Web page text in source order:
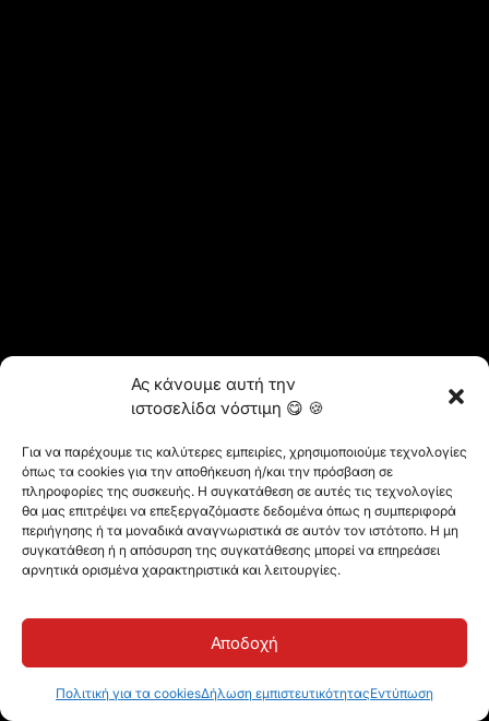
Ας κάνουμε αυτή την
ιστοσελίδα νόστιμη 😋 🍪
Για να παρέχουμε τις καλύτερες εμπειρίες, χρησιμοποιούμε τεχνολογίες
όπως τα cookies για την αποθήκευση ή/και την πρόσβαση σε
πληροφορίες της συσκευής. Η συγκατάθεση σε αυτές τις τεχνολογίες
θα μας επιτρέψει να επεξεργαζόμαστε δεδομένα όπως η συμπεριφορά
περιήγησης ή τα μοναδικά αναγνωριστικά σε αυτόν τον ιστότοπο. Η μη
συγκατάθεση ή η απόσυρση της συγκατάθεσης μπορεί να επηρεάσει
αρνητικά ορισμένα χαρακτηριστικά και λειτουργίες.
Αποδοχή
Πολιτική για τα cookiesΔήλωση εμπιστευτικότηταςΕντύπωση